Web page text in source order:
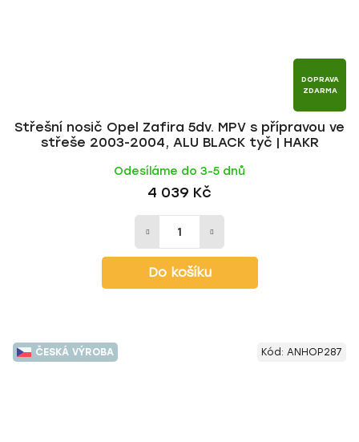
DOPRAVA
ZDARMA
Střešní nosič Opel Zafira 5dv. MPV s přípravou ve
střeše 2003-2004, ALU BLACK tyč | HAKR
Odesíláme do 3-5 dnů
4 039 Kč
Do košíku
ČESKÁ VÝROBA Kód: ANHOP287